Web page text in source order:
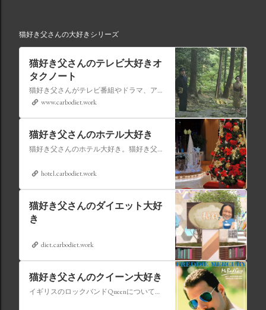
猫好き父さんの大好きシリーズ
猫好き父さんのテレビ大好きオ
タクノート
猫好き父さんがテレビ番組やドラマ、アニメ、特撮ヒーロー,そしてダイエットについて書いたブログです。
www.carbodiet.work
猫好き父さんのホテル大好き
猫好き父さんのホテル大好き。猫好き父さんが宿泊したホテルの情報を徒然なるままに書いていきます。
hotel.carbodiet.work
猫好き父さんのダイエット大好
き
diet.carbodiet.work
猫好き父さんのクイーン大好き
イギリスのロックバンドQueenについての情報をアップします。